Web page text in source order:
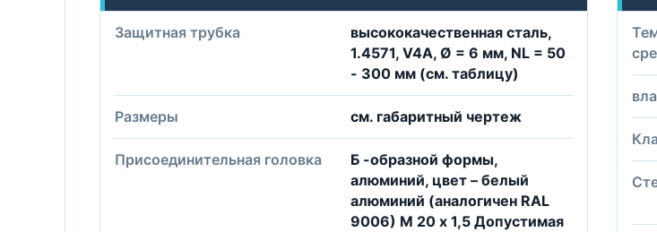
Защитная трубка
высококачественная сталь,
1.4571, V4A, Ø = 6 мм, NL = 50
- 300 мм (см. таблицу)
Размеры см. габаритный чертеж
Присоединительная головка
Б -образной формы,
алюминий, цвет – белый
алюминий (аналогичен RAL
9006) М 20 x 1,5 Допустимая